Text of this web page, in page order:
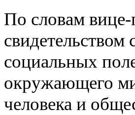
По словам вице-
социальных
окружающего
человека и